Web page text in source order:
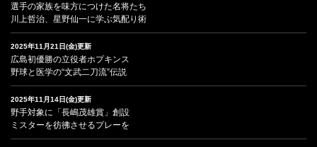
選手の家族を味方につけた名将たち
川上哲治、星野仙一に学ぶ気配り術
2025年11月21日(金)更新
広島初優勝の立役者ホプキンス
野球と医学の“文武二刀流”伝説
2025年11月14日(金)更新
野手対象に「長嶋茂雄賞」創設
ミスターを彷彿させるプレーを